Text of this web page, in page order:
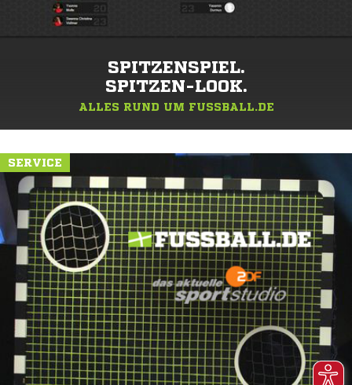
SPITZENSPIEL.
SPITZEN-LOOK.
ALLES RUND UM FUSSBALL.DE
SERVICE